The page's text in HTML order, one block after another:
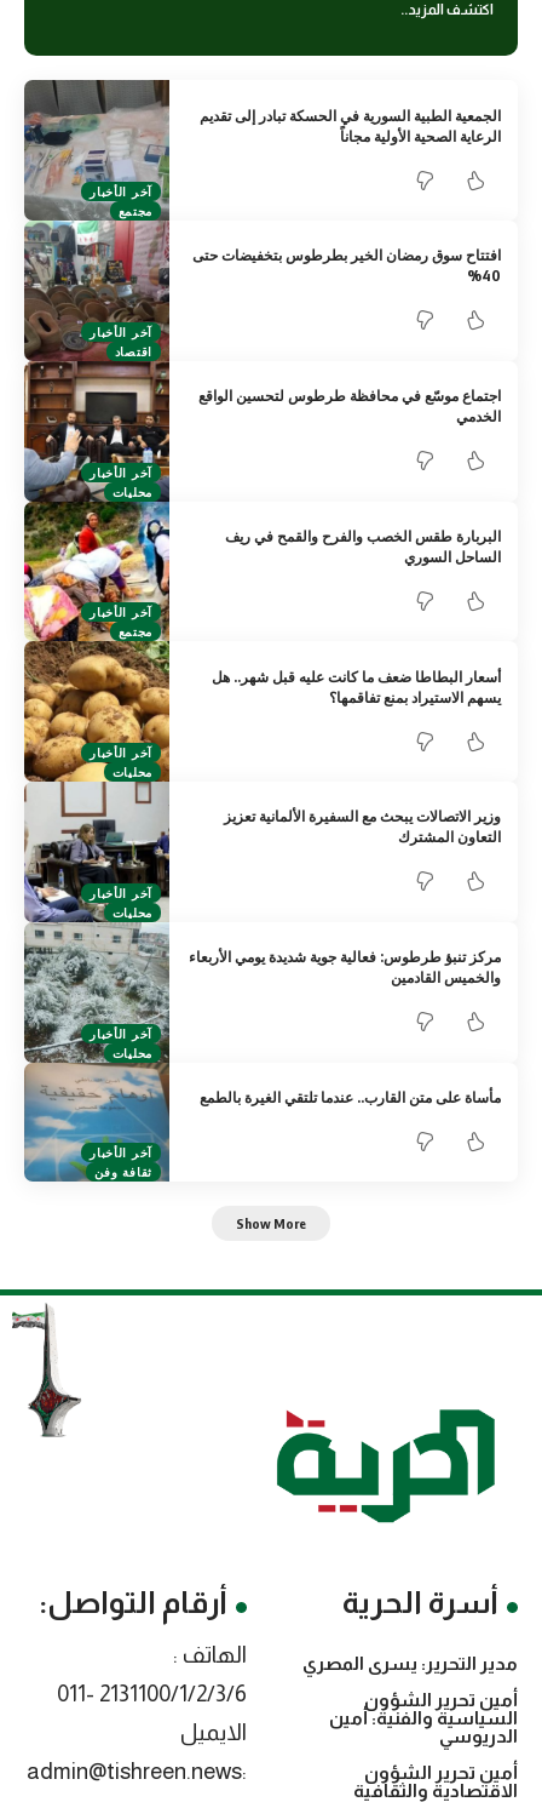
اكتشف المزيد..
آخر الأخبار
مجتمع
الجمعية الطبية السورية في الحسكة تبادر إلى تقديم
الرعاية الصحية الأولية مجاناً
آخر الأخبار
اقتصاد
افتتاح سوق رمضان الخير بطرطوس بتخفيضات حتى
40%
آخر الأخبار
محليات
اجتماع موسّع في محافظة طرطوس لتحسين الواقع
الخدمي
آخر الأخبار
مجتمع
البربارة طقس الخصب والفرح والقمح في ريف
الساحل السوري
آخر الأخبار
محليات
أسعار البطاطا ضعف ما كانت عليه قبل شهر.. هل
يسهم الاستيراد بمنع تفاقمها؟
آخر الأخبار
محليات
وزير الاتصالات يبحث مع السفيرة الألمانية تعزيز
التعاون المشترك
آخر الأخبار
محليات
مركز تنبؤ طرطوس: فعالية جوية شديدة يومي الأربعاء
والخميس القادمين
آخر الأخبار
ثقافة وفن
مأساة على متن القارب.. عندما تلتقي الغيرة بالطمع
Show More
أسرة الحرية
مدير التحرير: يسرى المصري
أمين تحرير الشؤون
السياسية والفنية: أمين
الدريوسي
أمين تحرير الشؤون
الاقتصادية والثقافية
أرقام التواصل:
الهاتف :
2131100/1/2/3/6 -011
الايميل
:admin@tishreen.news